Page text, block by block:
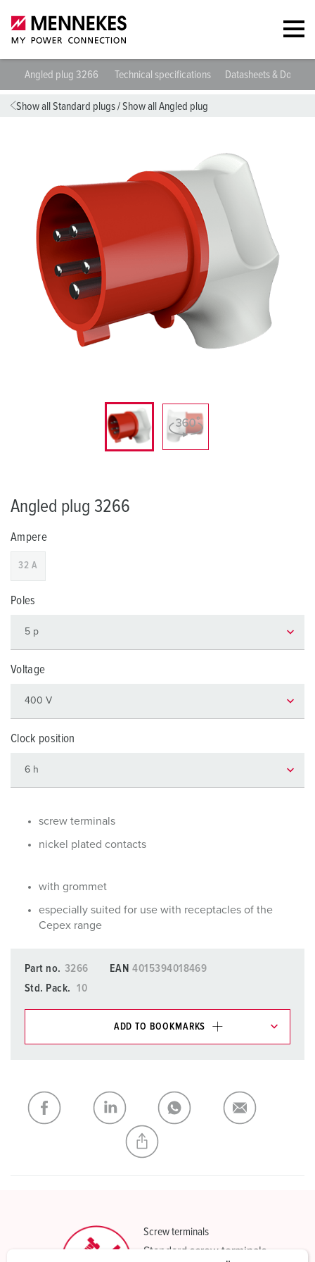
Angled plug 3266 Technical specifications Datasheets &
Show all Standard plugs/Show all Angled plug
Angled plug 3266
Ampere
32 A
Poles
Voltage
Clock position
screw terminals
nickel plated contacts
with grommet
especially suited for use with receptacles of the
Cepex range
Part no. 3266 EAN 4015394018469
Std. Pack.
10
ADD TO BOOKMARKS
My list ADD
CREATE A NEW LIST
Screw terminals
Standard screw terminals